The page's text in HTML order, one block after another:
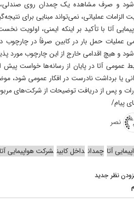
و صرف مشاهده یک چمدان روی صندلی،
الزامات عملیاتی، نمی‌تواند مبنایی برای
آتا با تأکید بر اینکه ایمنی، اولویت
عملیات حمل بار در کابین صرفاً در چارچوب
و هیچ اقدامی خارج از این چارچوب مورد
عمومی آتا در پایان از رسانه‌ها خواست
یا برداشت نادرست در افکار عمومی شود،
و پس از دریافت توضیحات از شرکت‌های
پیام/
نصر
آتا چمدان داخل کابین شرکت هواپیمایی آتا
نظر جدید